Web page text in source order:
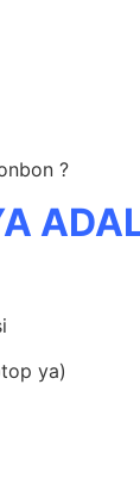
?
ya)